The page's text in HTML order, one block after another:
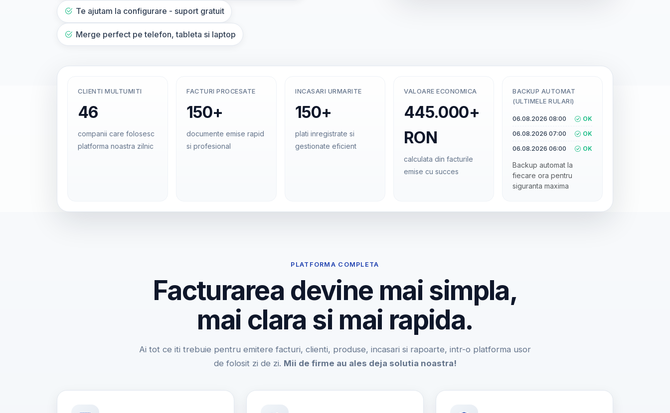
Te ajutam la configurare - suport gratuit
Merge perfect pe telefon, tableta si laptop
CLIENTI MULTUMITI
46
companii care folosesc
platforma noastra zilnic
FACTURI PROCESATE
150+
documente emise rapid
si profesional
INCASARI URMARITE
150+
plati inregistrate si
gestionate eficient
VALOARE ECONOMICA
445.000+
RON
calculata din facturile
emise cu succes
BACKUP AUTOMAT
(ULTIMELE RULARI)
06.08.2026 08:00
OK
06.08.2026 07:00
OK
06.08.2026 06:00
OK
Backup automat la
fiecare ora pentru
siguranta maxima
PLATFORMA COMPLETA
Facturarea devine mai simpla,
mai clara si mai rapida.
Ai tot ce iti trebuie pentru emitere facturi, clienti, produse, incasari si rapoarte, intr-o platforma usor
de folosit zi de zi. Mii de firme au ales deja solutia noastra!